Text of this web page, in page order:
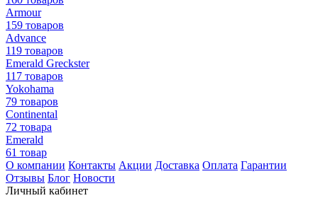
Armour
159 товаров
Advance
119 товаров
Emerald Greckster
117 товаров
Yokohama
79 товаров
Continental
72 товара
Emerald
61 товар
О компании Контакты Акции Доставка Оплата Гарантии
Отзывы Блог Новости
Личный кабинет